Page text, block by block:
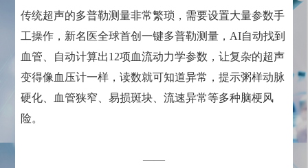
传统超声的多普勒测量非常繁琐，需要设置大量参数手
工操作，新名医全球首创一键多普勒测量，AI自动找到
血管、自动计算出12项血流动力学参数，让复杂的超声
变得像血压计一样，读数就可知道异常，提示粥样动脉
硬化、血管狭窄、易损斑块、流速异常等多种脑梗风
险。
——